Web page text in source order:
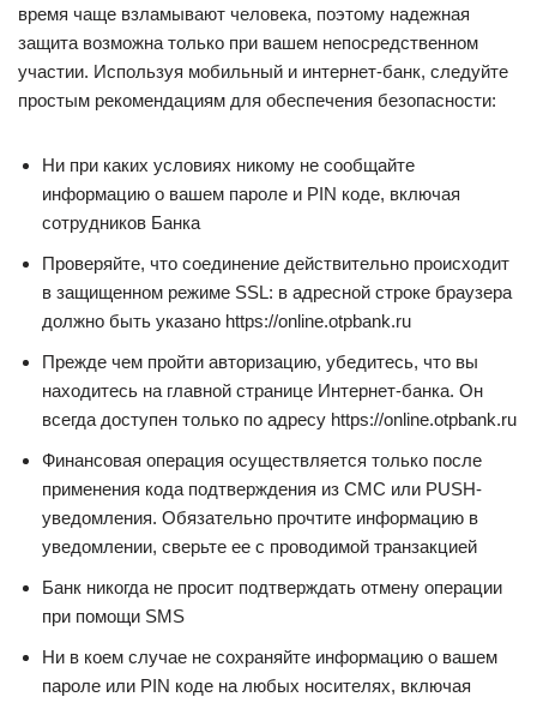
время чаще взламывают человека, поэтому надежная
защита возможна только при вашем непосредственном
участии. Используя мобильный и интернет-банк, следуйте
простым рекомендациям для обеспечения безопасности:
Ни при каких условиях никому не сообщайте
информацию о вашем пароле и PIN коде, включая
сотрудников Банка
Проверяйте, что соединение действительно происходит
в защищенном режиме SSL: в адресной строке браузера
должно быть указано https://online.otpbank.ru
Прежде чем пройти авторизацию, убедитесь, что вы
находитесь на главной странице Интернет-банка. Он
всегда доступен только по адресу https://online.otpbank.ru
Финансовая операция осуществляется только после
применения кода подтверждения из СМС или PUSH-
уведомления. Обязательно прочтите информацию в
уведомлении, сверьте ее с проводимой транзакцией
Банк никогда не просит подтверждать отмену операции
при помощи SMS
Ни в коем случае не сохраняйте информацию о вашем
пароле или PIN коде на любых носителях, включая